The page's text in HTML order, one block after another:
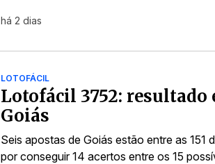
há 2 dias
LOTOFÁCIL
Lotofácil 3752: resultado
Goiás
Seis apostas de Goiás estão entre as 151
por conseguir 14 acertos entre os 15